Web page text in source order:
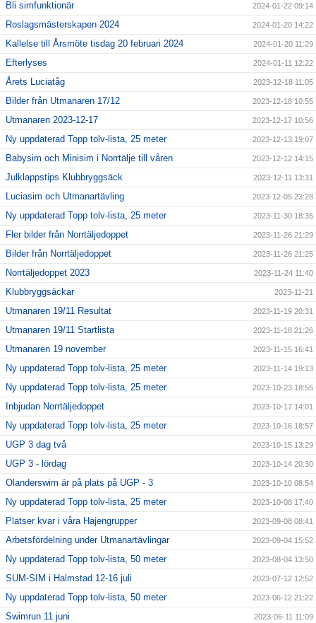
Bli simfunktionär 2024-01-22 09:14
Roslagsmästerskapen 2024 2024-01-20 14:22
Kallelse till Årsmöte tisdag 20 februari 2024 2024-01-20 11:29
Efterlyses 2024-01-11 12:22
Årets Luciatåg 2023-12-18 11:05
Bilder från Utmanaren 17/12 2023-12-18 10:55
Utmanaren 2023-12-17 2023-12-17 10:56
Ny uppdaterad Topp tolv-lista, 25 meter 2023-12-13 19:07
Babysim och Minisim i Norrtälje till våren 2023-12-12 14:15
Julklappstips Klubbryggsäck 2023-12-11 13:31
Luciasim och Utmanartävling 2023-12-05 23:28
Ny uppdaterad Topp tolv-lista, 25 meter 2023-11-30 18:35
Fler bilder från Norrtäljedoppet 2023-11-26 21:29
Bilder från Norrtäljedoppet 2023-11-26 21:25
Norrtäljedoppet 2023 2023-11-24 11:40
Klubbryggsäckar 2023-11-21
Utmanaren 19/11 Resultat 2023-11-19 20:31
Utmanaren 19/11 Startlista 2023-11-18 21:26
Utmanaren 19 november 2023-11-15 16:41
Ny uppdaterad Topp tolv-lista, 25 meter 2023-11-14 19:13
Ny uppdaterad Topp tolv-lista, 25 meter 2023-10-23 18:55
Inbjudan Norrtäljedoppet 2023-10-17 14:01
Ny uppdaterad Topp tolv-lista, 25 meter 2023-10-16 18:57
UGP 3 dag två 2023-10-15 13:29
UGP 3 - lördag 2023-10-14 20:30
Olanderswim är på plats på UGP - 3 2023-10-10 08:54
Ny uppdaterad Topp tolv-lista, 25 meter 2023-10-08 17:40
Platser kvar i våra Hajengrupper 2023-09-08 08:41
Arbetsfördelning under Utmanartävlingar 2023-09-04 15:52
Ny uppdaterad Topp tolv-lista, 50 meter 2023-08-04 13:50
SUM-SIM i Halmstad 12-16 juli 2023-07-12 12:52
Ny uppdaterad Topp tolv-lista, 50 meter 2023-06-12 21:22
Swimrun 11 juni 2023-06-11 11:09